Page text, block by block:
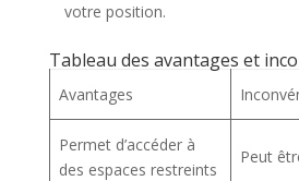
votre position.
Tableau des avantages et
Avantages
Permet d’accéder à
des espaces restreints
Peut